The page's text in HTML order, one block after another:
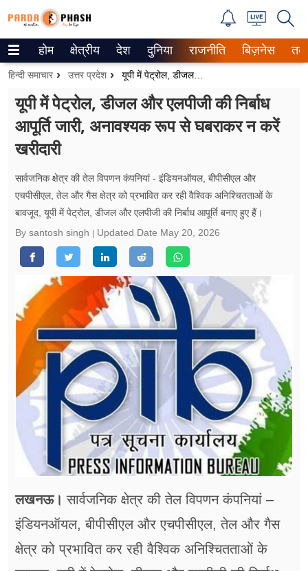
Trending on Google News
ePaper
वेब स्टोरीज
उत्तर प्रदेश
गैलरी
वीडियो
रिलेशनशिप
जीवन मंत्रा
फूड
सेहत
ब्‍यूटी
जॉब्स
शिक्षा
अन्य खबरें
होम क्षेत्रीय देश दुनिया राजनीति बिज़नेस
हिन्दी समाचार उत्तर प्रदेश यूपी में पेट्रोल, डीजल और एलपीजी की निर्बाध आपूर्ति जारी, अनावश्यक रूप से घबराकर न करें खरीदारी
यूपी में पेट्रोल, डीजल और एलपीजी की निर्बाध
आपूर्ति जारी, अनावश्यक रूप से घबराकर न करें
खरीदारी
सार्वजनिक क्षेत्र की तेल विपणन कंपनियां - इंडियनऑयल, बीपीसीएल और
एचपीसीएल, तेल और गैस क्षेत्र को प्रभावित कर रही वैश्विक अनिश्चितताओं के
बावजूद, यूपी में पेट्रोल, डीजल और एलपीजी की निर्बाध आपूर्ति बनाए हुए हैं।
By santosh singh
Updated Date May 20, 2026
लखनऊ। सार्वजनिक क्षेत्र की तेल विपणन कंपनियां –
इंडियनऑयल, बीपीसीएल और एचपीसीएल, तेल और गैस
क्षेत्र को प्रभावित कर रही वैश्विक अनिश्चितताओं के